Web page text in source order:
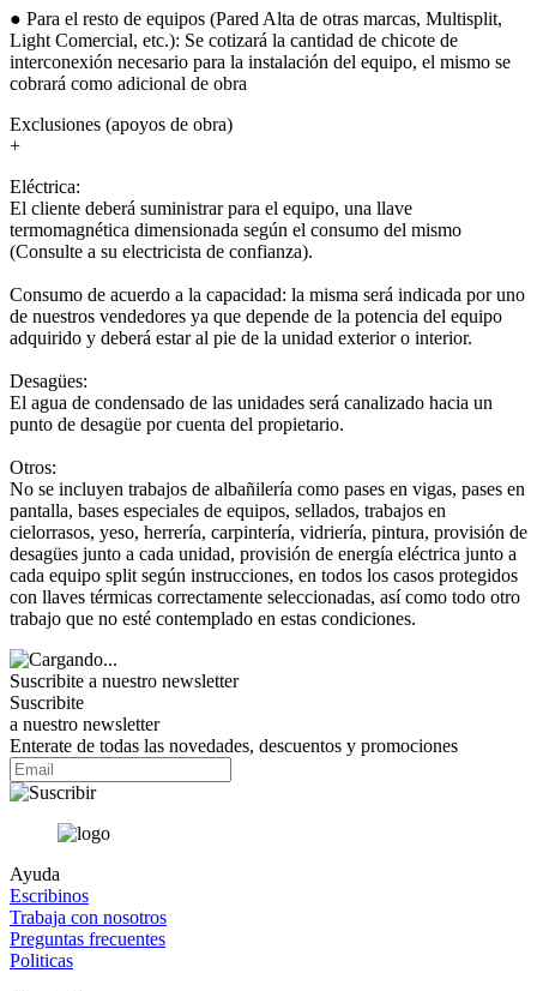
● Para el resto de equipos (Pared Alta de otras marcas, Multisplit,
Light Comercial, etc.): Se cotizará la cantidad de chicote de
interconexión necesario para la instalación del equipo, el mismo se
cobrará como adicional de obra
Exclusiones (apoyos de obra)
+
Eléctrica:
El cliente deberá suministrar para el equipo, una llave
termomagnética dimensionada según el consumo del mismo
(Consulte a su electricista de confianza).
Consumo de acuerdo a la capacidad: la misma será indicada por uno
de nuestros vendedores ya que depende de la potencia del equipo
adquirido y deberá estar al pie de la unidad exterior o interior.
Desagües:
El agua de condensado de las unidades será canalizado hacia un
punto de desagüe por cuenta del propietario.
Otros:
No se incluyen trabajos de albañilería como pases en vigas, pases en
pantalla, bases especiales de equipos, sellados, trabajos en
cielorrasos, yeso, herrería, carpintería, vidriería, pintura, provisión de
desagües junto a cada unidad, provisión de energía eléctrica junto a
cada equipo split según instrucciones, en todos los casos protegidos
con llaves térmicas correctamente seleccionadas, así como todo otro
trabajo que no esté contemplado en estas condiciones.
Suscribite a nuestro newsletter
Suscribite
a nuestro newsletter
Enterate de todas las novedades, descuentos y promociones
Ayuda
Escribinos
Trabaja con nosotros
Preguntas frecuentes
Politicas